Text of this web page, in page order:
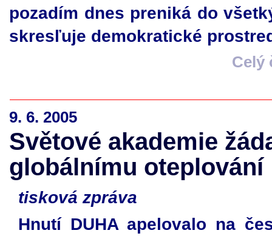
pozadím dnes preniká do
skresľuje demokratické
Celý
9. 6. 2005
Světové akademie
globálnímu oteplování
tisková zpráva
Hnutí DUHA apelovalo na